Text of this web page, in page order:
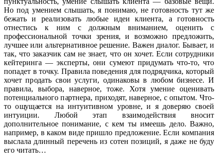
Но под умением слышать, я понимаю, не готовность тут же
бежать и реализовать любые идеи клиента, а готовность
отнестись к ним с должным вниманием, оценить с
профессиональной точки зрения, и возможно предложить,
лучшее или альтернативное решение. Важен диалог. Бывает, и
так, что заказчик сам не знает, что он хочет. Если сотрудники
кейтеринга — эксперты, они сумеют придумать что-то, что
попадет в точку. Правила поведения для подрядчика, который
хочет продать свои услуги, одинаковы в любом бизнесе. И
правила, выбора, наверное, тоже. Хотя умение оценивать
потенциального партнера, приходят, наверное, с опытом. Что-
то ощущается на интуитивном уровне, и я доверяю своей
интуиции. Любой этап взаимодействия вносит
дополнительное понимание, с кем ты имеешь дело. Важно,
например, в каком виде пришло предложение. Если компания
выслала длинный перечень из сотен позиций, я даже не буду
его читать…